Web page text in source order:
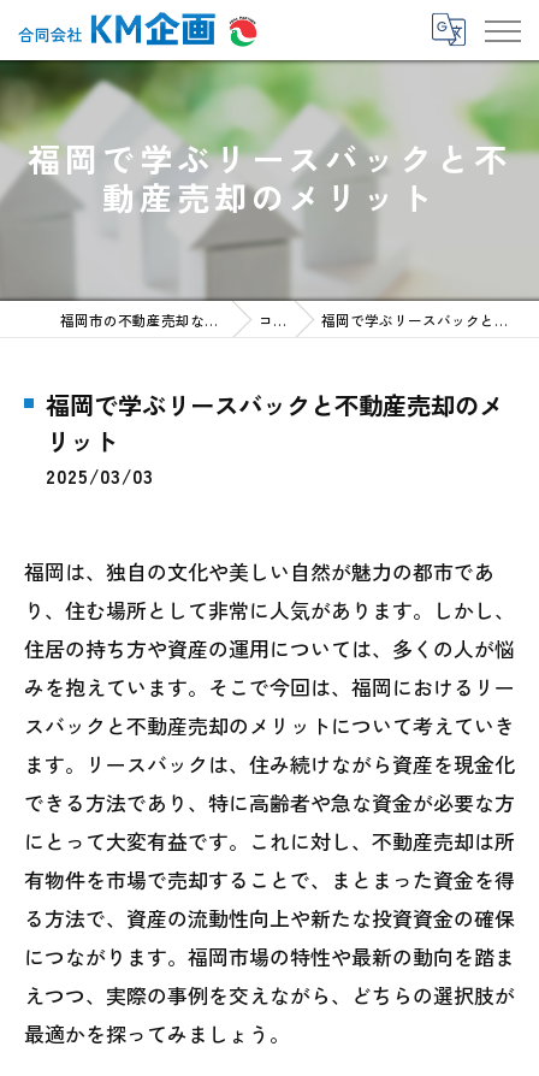
福岡で学ぶリースバックと不
動産売却のメリット
福岡市の不動産売却なら合同会社KM企画 コラム 福岡で学ぶリースバックと不動産売却のメリット
福岡で学ぶリースバックと不動産売却のメ
リット
2025/03/03
福岡は、独自の文化や美しい自然が魅力の都市であ
り、住む場所として非常に人気があります。しかし、
住居の持ち方や資産の運用については、多くの人が悩
みを抱えています。そこで今回は、福岡におけるリー
スバックと不動産売却のメリットについて考えていき
ます。リースバックは、住み続けながら資産を現金化
できる方法であり、特に高齢者や急な資金が必要な方
にとって大変有益です。これに対し、不動産売却は所
有物件を市場で売却することで、まとまった資金を得
る方法で、資産の流動性向上や新たな投資資金の確保
につながります。福岡市場の特性や最新の動向を踏ま
えつつ、実際の事例を交えながら、どちらの選択肢が
最適かを探ってみましょう。